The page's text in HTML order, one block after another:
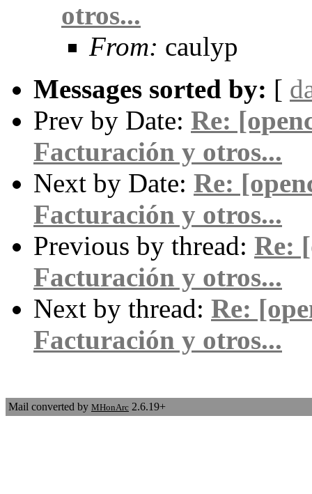
otros...
From: caulyp
Messages sorted by: [
Prev by Date: Re:
Facturación y otros...
Next by Date: Re:
Facturación y otros...
Previous by thread: Re:
Facturación y otros...
Next by thread: Re:
Facturación y otros...
Mail converted by MHonArc 2.6.19+